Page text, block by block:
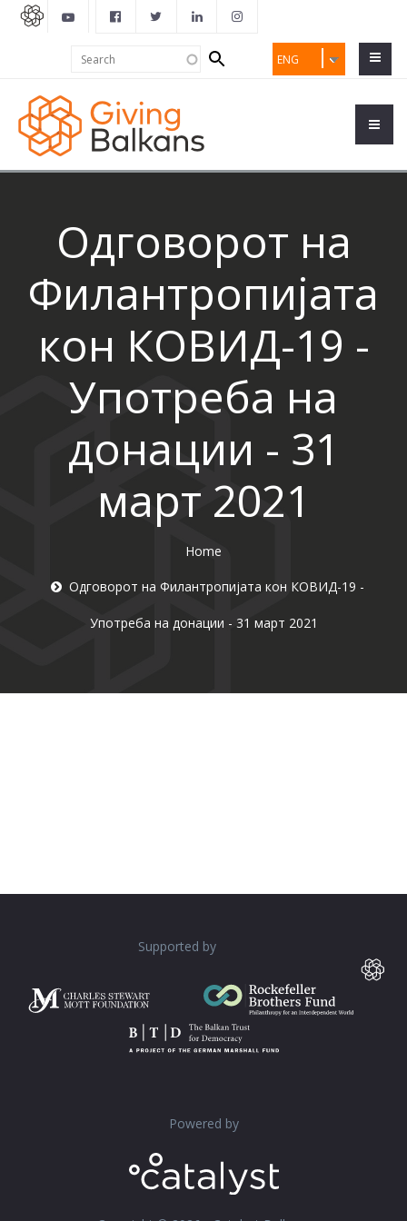
ENG
Search
form
Одговорот на
Филантропијата
кон КОВИД-19 -
Употреба на
донации - 31
март 2021
Home
Одговорот на Филантропијата кон КОВИД-19 -
Употреба на донации - 31 март 2021
Supported by
Powered by